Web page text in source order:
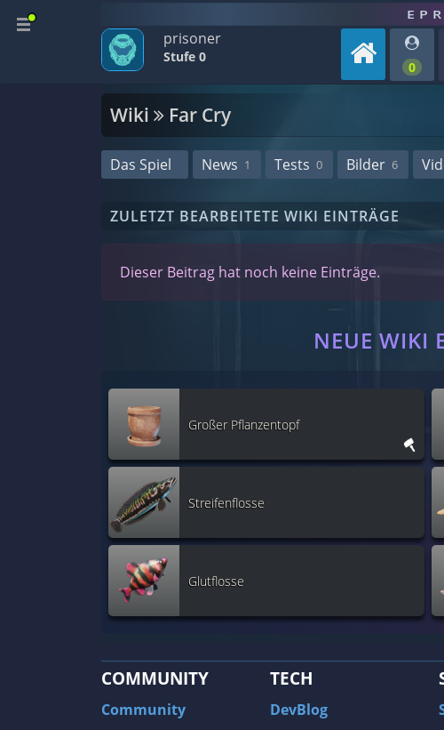
prisoner
Stufe 0
0
Wiki Far Cry
Das Spiel News 1 Tests 0 Bilder 6
ZULETZT BEARBEITETE WIKI EINTRÄGE
Dieser Beitrag hat noch keine Einträge.
NEUE WIKI
Großer Pflanzentopf
Streifenflosse
Glutflosse
COMMUNITY
Community
TECH
DevBlog